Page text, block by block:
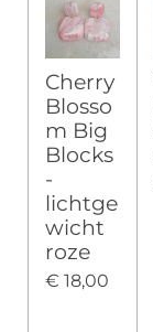
Cherry
Blosso
m Big
Blocks
-
lichtge
wicht
roze
€ 18,00